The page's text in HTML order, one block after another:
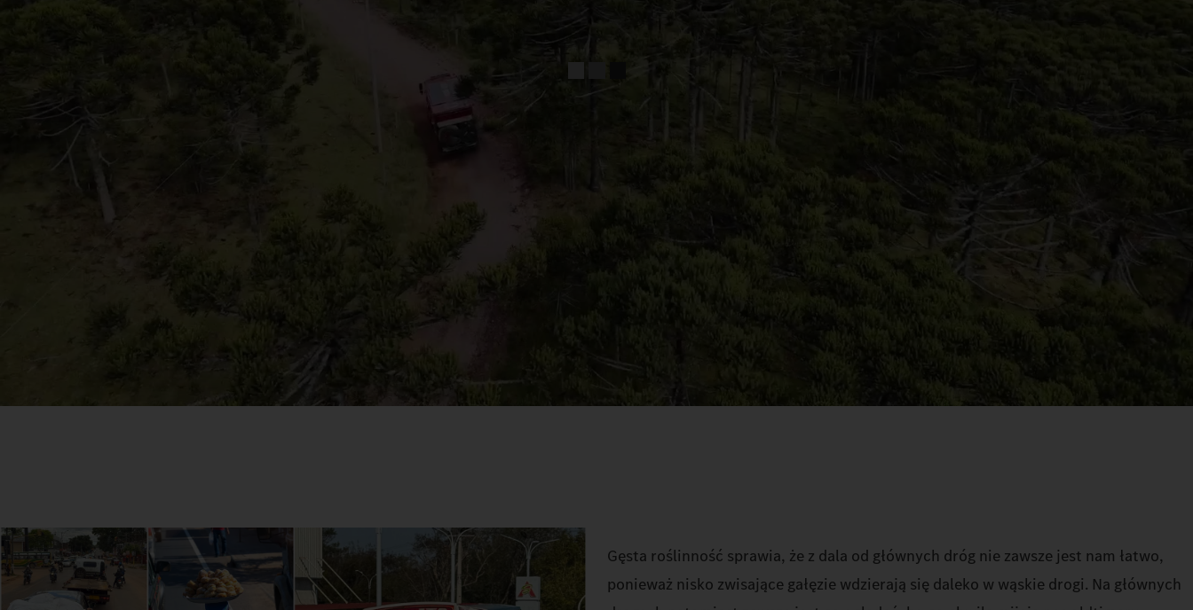
Gęsta roślinność sprawia, że z dala od głównych dróg nie zawsze jest nam łatwo,
ponieważ nisko zwisające gałęzie wdzierają się daleko w wąskie drogi. Na głównych